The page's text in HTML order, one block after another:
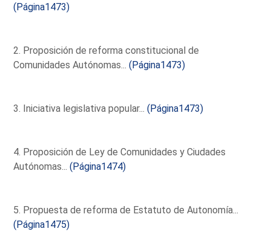
(Página1473)
2. Proposición de reforma constitucional de
Comunidades Autónomas...(Página1473)
3. Iniciativa legislativa popular...(Página1473)
4. Proposición de Ley de Comunidades y Ciudades
Autónomas...(Página1474)
5. Propuesta de reforma de Estatuto de Autonomía...
(Página1475)